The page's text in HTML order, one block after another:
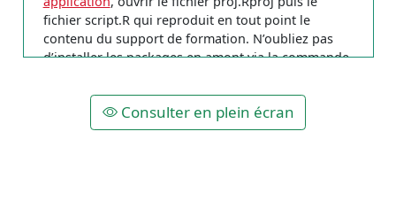
Consulter en plein écran